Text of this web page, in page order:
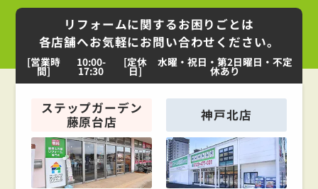
リフォームに関するお困りごとは
各店舗へお気軽にお問い合わせください。
[営業時
間]
10:00-
17:30
[定休
日]
水曜・祝日・第2日曜日・不定
休あり
ステップガーデン
藤原台店
神戸北店